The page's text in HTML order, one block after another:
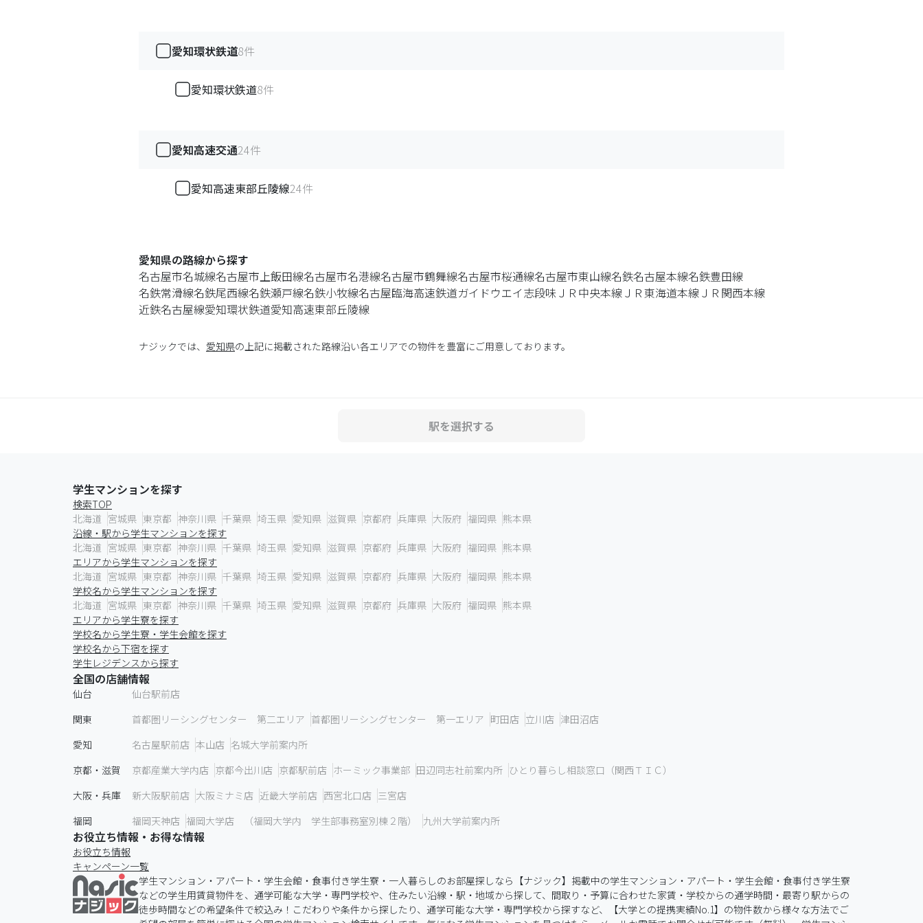
愛知環状鉄道8件
愛知環状鉄道8件
愛知高速交通24件
愛知高速東部丘陵線24件
愛知県の路線から探す
名古屋市名城線名古屋市上飯田線名古屋市名港線名古屋市鶴舞線名古屋市桜通線名古屋市東山線名鉄名古屋本線名鉄豊田線
名鉄常滑線名鉄尾西線名鉄瀬戸線名鉄小牧線名古屋臨海高速鉄道ガイドウエイ志段味ＪＲ中央本線ＪＲ東海道本線ＪＲ関西本線
近鉄名古屋線愛知環状鉄道愛知高速東部丘陵線
ナジックでは、 愛知県の上記に掲載された路線沿い各エリアでの物件を豊富にご用意しております。
駅を選択する
学生マンションを探す
検索TOP
北海道 宮城県 東京都 神奈川県 千葉県 埼玉県 愛知県 滋賀県 京都府 兵庫県 大阪府 福岡県 熊本県
沿線・駅から学生マンションを探す
北海道 宮城県 東京都 神奈川県 千葉県 埼玉県 愛知県 滋賀県 京都府 兵庫県 大阪府 福岡県 熊本県
エリアから学生マンションを探す
北海道 宮城県 東京都 神奈川県 千葉県 埼玉県 愛知県 滋賀県 京都府 兵庫県 大阪府 福岡県 熊本県
学校名から学生マンションを探す
北海道 宮城県 東京都 神奈川県 千葉県 埼玉県 愛知県 滋賀県 京都府 兵庫県 大阪府 福岡県 熊本県
エリアから学生寮を探す
学校名から学生寮・学生会館を探す
学校名から下宿を探す
学生レジデンスから探す
全国の店舗情報
仙台
仙台駅前店
関東
首都圏リーシングセンター 第二エリア 首都圏リーシングセンター 第一エリア 町田店 立川店 津田沼店
愛知
名古屋駅前店 本山店 名城大学前案内所
京都・滋賀
京都産業大学内店 京都今出川店 京都駅前店 ホーミック事業部 田辺同志社前案内所 ひとり暮らし相談窓口（関西ＴＩＣ）
大阪・兵庫
新大阪駅前店 大阪ミナミ店 近畿大学前店 西宮北口店 三宮店
福岡
福岡天神店 福岡大学店 （福岡大学内 学生部事務室別棟２階） 九州大学前案内所
お役立ち情報・お得な情報
お役立ち情報
キャンペーン一覧
学生マンション・アパート・学生会館・食事付き学生寮・一人暮らしのお部屋探しなら【ナジック】掲載中の学生マンション・アパート・学生会館・食事付き学生寮
などの学生用賃貸物件を、通学可能な大学・専門学校や、住みたい沿線・駅・地域から探して、間取り・予算に合わせた家賃・学校からの通学時間・最寄り駅からの
徒歩時間などの希望条件で絞込み！こだわりや条件から探したり、通学可能な大学・専門学校から探すなど、【大学との提携実績No.1】の物件数から様々な方法でご